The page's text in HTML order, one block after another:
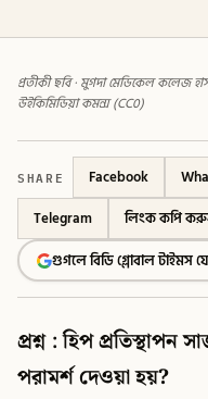
প্রতীকী ছবি · মুগদা মেডিকেল কলেজ
উইকিমিডিয়া কমন্স (CC0)
SHARE Facebook
Telegram
লিংক কপি
গুগলে বিডি গ্লোবাল টাইমস
প্রশ্ন : হিপ প্রতিস্থাপন
পরামর্শ দেওয়া হয়?